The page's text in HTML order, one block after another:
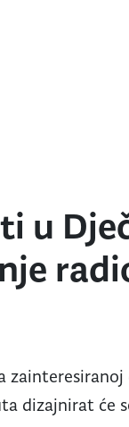
u
dizajnirat će